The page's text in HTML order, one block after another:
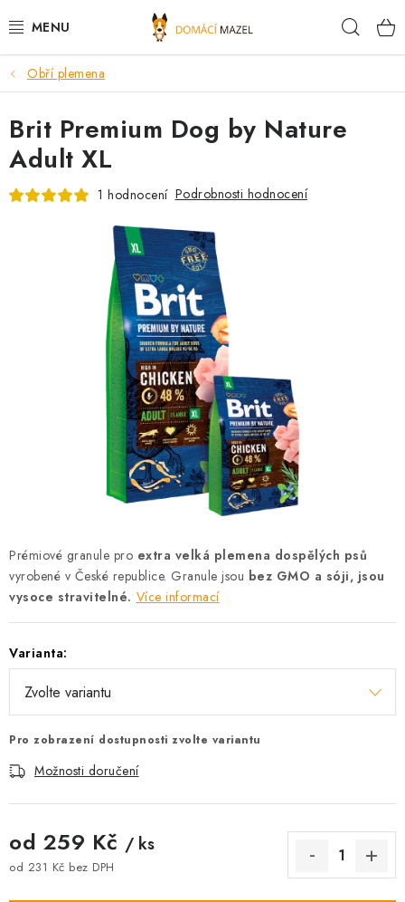
na
DOPORUČUJEME
VÝPRODEJ SKLADU
PSI
PRO CHOVATELE
HODNOCENÍ OBCHODU
DOPRAVA PO OSTRAVĚ, HLUČÍNĚ A OKOLÍ
Kontakt
Obchodní podmínky
Zásady zpracování osobních údajů
Věrnostní slevy
Obří plemena
Prémiové granule pro extra velká plemena dospělých psů
vyrobené v České republice. Granule jsou bez GMO a sóji, jsou
vysoce stravitelné. Více informací
Varianta:
Pro zobrazení dostupnosti zvolte variantu
Možnosti doručení
od 259 Kč / ks
od 231 Kč bez DPH
Brit Premium Dog by Nature
Adult XL
1 hodnocení Podrobnosti hodnocení